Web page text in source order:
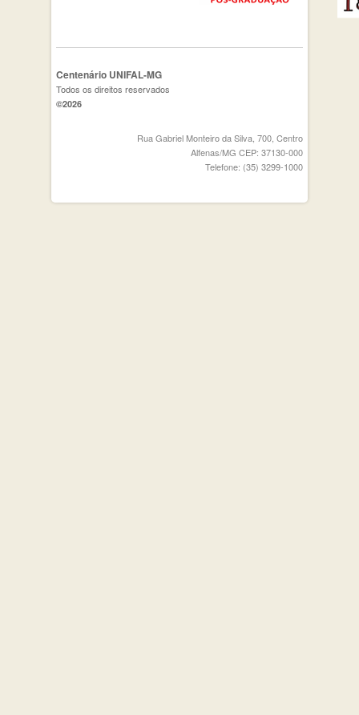
Centenário UNIFAL-MG
Todos os direitos reservados
©2026
Rua Gabriel Monteiro da Silva, 700, Centro
Alfenas/MG CEP: 37130-000
Telefone: (35) 3299-1000